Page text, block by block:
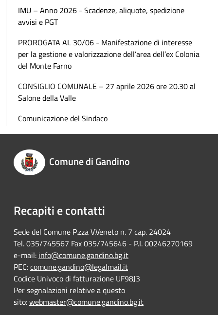
IMU – Anno 2026 - Scadenze, aliquote, spedizione
avvisi e PGT
PROROGATA AL 30/06 - Manifestazione di interesse
per la gestione e valorizzazione dell’area dell’ex Colonia
del Monte Farno
CONSIGLIO COMUNALE – 27 aprile 2026 ore 20.30 al
Salone della Valle
Comunicazione del Sindaco
Comune di Gandino
Recapiti e contatti
Sede del Comune P.zza V.Veneto n. 7 cap. 24024
Tel. 035/745567 Fax 035/745646 - P.I. 00246270169
e-mail: info@comune.gandino.bg.it
PEC:comune.gandino@legalmail.it
Codice Univoco di fatturazione UF98J3
Per segnalazioni relative a questo
sito:webmaster@comune.gandino.bg.it